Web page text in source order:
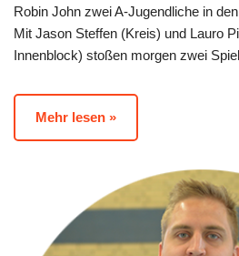
Robin John zwei A-Jugendliche in
Mit Jason Steffen (Kreis) und Lauro
Innenblock) stoßen morgen zwei
Mehr lesen »